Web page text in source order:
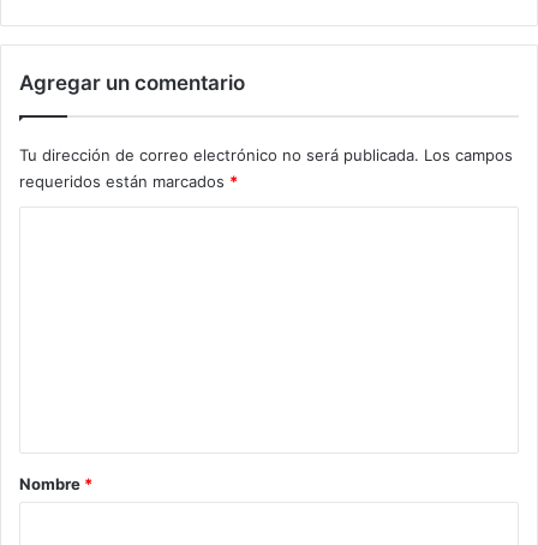
Agregar un comentario
Tu dirección de correo electrónico no será publicada. Los campos
requeridos están marcados *
rNombre *